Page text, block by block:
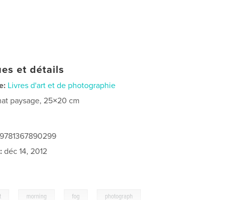
et détails
Livres d'art et de photographie
paysage, 25×20 cm
déc 14, 2012
morning fog photograph